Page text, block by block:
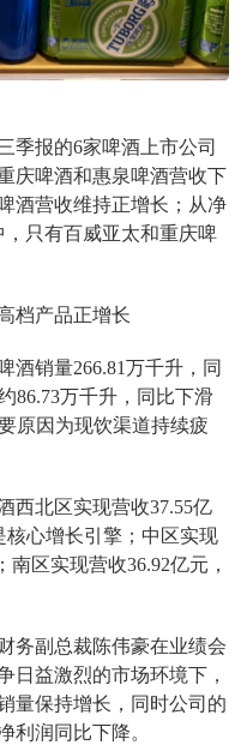
季报的6家啤酒上市公司
庆啤酒和惠泉啤酒营收下
酒营收维持正增长；从净
只有百威亚太和重庆啤
档产品正增长
酒销量266.81万千升，同
86.73万千升，同比下滑
原因为现饮渠道持续疲
西北区实现营收37.55亿
核心增长引擎；中区实现
南区实现营收36.92亿元，
务副总裁陈伟豪在业绩会
日益激烈的市场环境下，
量保持增长，同时公司的
利润同比下降。